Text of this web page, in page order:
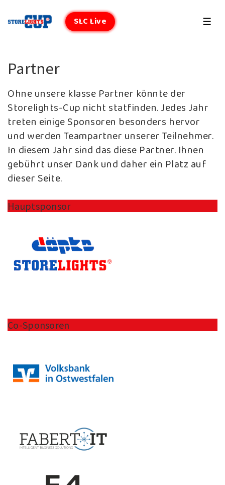
Zum
SLC Live
Partner
Ohne unsere klasse Partner könnte der
Storelights-Cup nicht statfinden. Jedes Jahr
treten einige Sponsoren besonders hervor
und werden Teampartner unserer Teilnehmer.
In diesem Jahr sind das diese Partner. Ihnen
gebührt unser Dank und daher ein Platz auf
dieser Seite.
Hauptsponsor
Co-Sponsoren